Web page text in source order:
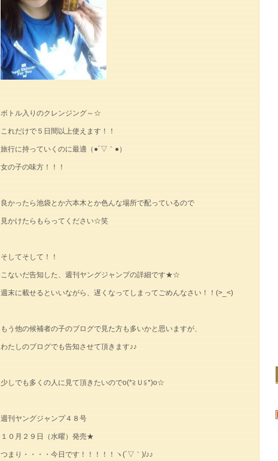
ボトル入りのクレンジング～☆
これだけで５日間以上使えます！！
旅行に持っていくのに最適（●´▽｀●）
女の子の味方！！！
良かったら池袋とか六本木とか色んな場所で配っているので
見かけたらもらってください☆笑
そしてそして！！
こないだ告知した、週刊ヤングジャンプの詳細です★☆
週末に載せるといいながら、遅くなってしまってごめんなさい！！(>_<)
もう他の候補者の子のブログで見た方も多いかと思いますが、
わたしのブログでも告知させて頂きます♪♪
少しでも多くの人に見て頂きたいのでo(*≧Ｕ≦*)o☆
週刊ヤングジャンプ４８号
１０月２９日（水曜）発売★
つまり・・・・今日です！！！！！ヽ(´▽｀)/♪♪